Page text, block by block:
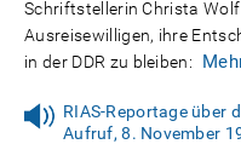
Schriftstellerin Christa
Ausreisewilligen, ihre
in der DDR zu bleiben:
RIAS-Reportage über
Aufruf, 8. November